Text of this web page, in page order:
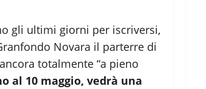
gli ultimi giorni per iscriversi,
Novara il parterre di
totalmente “a pieno
al 10 maggio, vedrà una